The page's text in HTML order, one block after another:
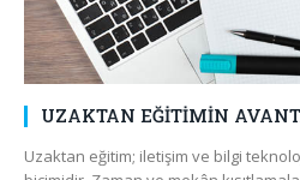
UZAKTAN EĞİTİMİN
Uzaktan eğitim; iletişim ve bilgi